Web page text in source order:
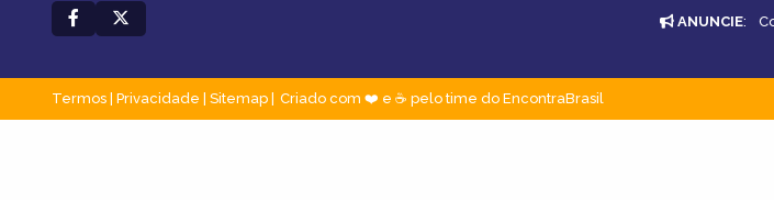
ANUNCIE:
Termos Privacidade Sitemap Criado com ❤️ e ☕ pelo time do EncontraBrasil